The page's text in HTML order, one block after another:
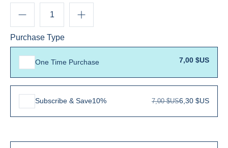
Purchase Type
One Time Purchase 7,00 $US
Subscribe & Save10% 7,00 $US6,30 $US